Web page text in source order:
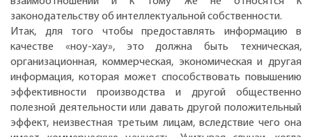
законодательству об интеллектуальной собственности.
Итак, для того чтобы предоставлять информацию в
качестве «ноу-хау», это должна быть техническая,
организационная, коммерческая, экономическая и другая
информация, которая может способствовать повышению
эффективности производства и другой общественно
полезной деятельности или давать другой положительный
эффект, неизвестная третьим лицам, вследствие чего она